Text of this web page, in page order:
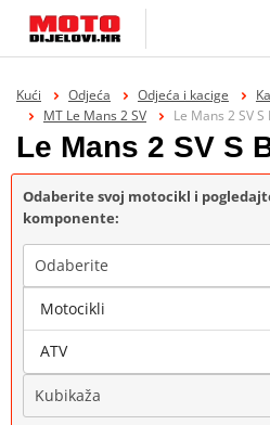
Kući Odjeća Odjeća i kacige
MT Le Mans 2 SV
Le Mans 2 SV
Le Mans 2 SV S
Odaberite svoj motocikl i
komponente:
Odaberite
Marka
Kubikaža
Motocikli
ATV